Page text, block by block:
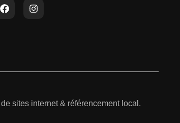
sites internet & référencement local.